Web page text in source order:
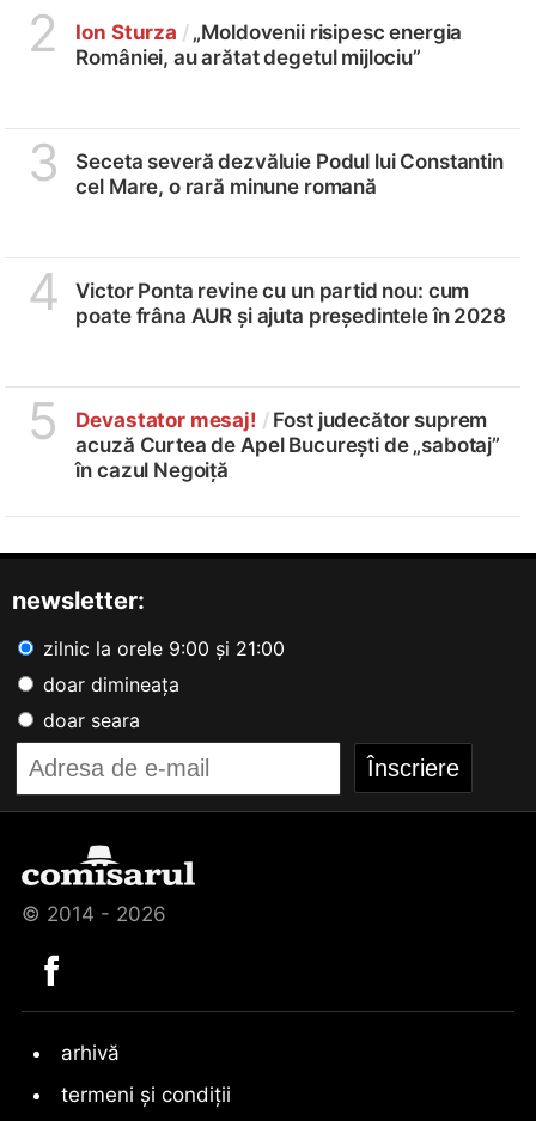
2 Ion Sturza /„Moldovenii risipesc energia
României, au arătat degetul mijlociu”
3
Seceta severă dezvăluie Podul lui Constantin
cel Mare, o rară minune romană
4
Victor Ponta revine cu un partid nou: cum
poate frâna AUR și ajuta președintele în 2028
5 Devastator mesaj! / Fost judecător suprem
acuză Curtea de Apel București de „sabotaj”
în cazul Negoiță
newsletter:
zilnic la orele 9:00 și 21:00
doar dimineața
doar seara
© 2014 - 2026
arhivă
termeni și condiții